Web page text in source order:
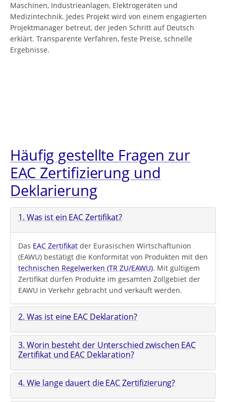
Maschinen, Industrieanlagen, Elektrogeräten und
Medizintechnik. Jedes Projekt wird von einem engagierten
Projektmanager betreut, der jeden Schritt auf Deutsch
erklärt. Transparente Verfahren, feste Preise, schnelle
Ergebnisse.
Häufig gestellte Fragen zur
EAC Zertifizierung und
Deklarierung
1. Was ist ein EAC Zertifikat?
Das EAC Zertifikat der Eurasischen Wirtschaftunion
(EAWU) bestätigt die Konformität von Produkten mit den
technischen Regelwerken (TR ZU/EAWU). Mit gültigem
Zertifikat dürfen Produkte im gesamten Zollgebiet der
EAWU in Verkehr gebracht und verkauft werden.
2. Was ist eine EAC Deklaration?
3. Worin besteht der Unterschied zwischen EAC
Zertifikat und EAC Deklaration?
4. Wie lange dauert die EAC Zertifizierung?